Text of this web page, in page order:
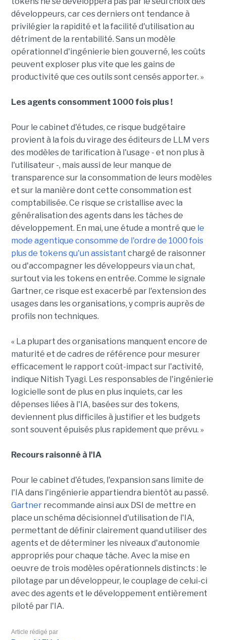
développeurs, car ces derniers ont tendance à
privilégier la rapidité et la facilité d'utilisation au
détriment de la rentabilité. Sans un modèle
opérationnel d'ingénierie bien gouverné, les coûts
peuvent exploser plus vite que les gains de
productivité que ces outils sont censés apporter. »
Les agents consomment 1000 fois plus !
Pour le cabinet d'études, ce risque budgétaire
provient à la fois du virage des éditeurs de LLM vers
des modèles de tarification à l'usage - et non plus à
l'utilisateur -, mais aussi de leur manque de
transparence sur la consommation de leurs modèles
et sur la manière dont cette consommation est
comptabilisée. Ce risque se cristallise avec la
généralisation des agents dans les tâches de
développement. En mai, une étude a montré que le
mode agentique consomme de l'ordre de 1000 fois
plus de tokens qu'un assistant chargé de raisonner
ou d'accompagner les développeurs via un chat,
surtout via les tokens en entrée. Comme le signale
Gartner, ce risque est exacerbé par l'extension des
usages dans les organisations, y compris auprès de
profils non techniques.
« La plupart des organisations manquent encore de
maturité et de cadres de référence pour mesurer
efficacement le rapport coût-impact sur l'activité,
indique Nitish Tyagi. Les responsables de l'ingénierie
logicielle sont de plus en plus inquiets, car les
dépenses liées à l'IA, basées sur des tokens,
deviennent plus difficiles à justifier et les budgets
sont souvent épuisés plus rapidement que prévu. »
Recours raisonné à l'IA
Pour le cabinet d'études, l'expansion sans limite de
l'IA dans l'ingénierie appartiendra bientôt au passé.
Gartnerrecommande ainsi aux DSI de mettre en
place un schéma décisionnel d'utilisation de l'IA,
permettant de définir clairement quand utiliser des
agents et de déterminer les niveaux d'autonomie
appropriés pour chaque tâche. Avec la mise en
oeuvre de trois modèles opérationnels distincts : le
pilotage par un développeur, le couplage de celui-ci
avec des agents et le développement entièrement
piloté par l'IA.
Article rédigé par